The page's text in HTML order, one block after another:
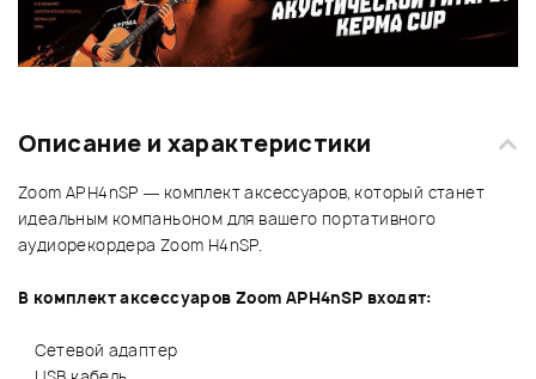
Описание и характеристики
Zoom APH4nSP — комплект аксессуаров, который станет
идеальным компаньоном для вашего портативного
аудиорекордера Zoom H4nSP.
В комплект аксессуаров Zoom APH4nSP входят:
Сетевой адаптер